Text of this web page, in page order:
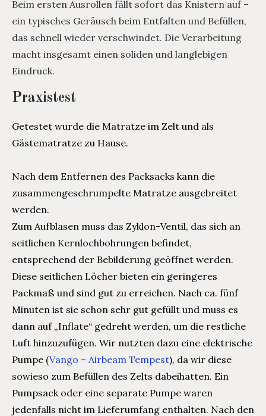
Beim ersten Ausrollen fällt sofort das Knistern auf –
ein typisches Geräusch beim Entfalten und Befüllen,
das schnell wieder verschwindet. Die Verarbeitung
macht insgesamt einen soliden und langlebigen
Eindruck.
Praxistest
Getestet wurde die Matratze im Zelt und als
Gästematratze zu Hause.
Nach dem Entfernen des Packsacks kann die
zusammengeschrumpelte Matratze ausgebreitet
werden.
Zum Aufblasen muss das Zyklon-Ventil, das sich an
seitlichen Kernlochbohrungen befindet,
entsprechend der Bebilderung geöffnet werden.
Diese seitlichen Löcher bieten ein geringeres
Packmaß und sind gut zu erreichen. Nach ca. fünf
Minuten ist sie schon sehr gut gefüllt und muss es
dann auf „Inflate“ gedreht werden, um die restliche
Luft hinzuzufügen. Wir nutzten dazu eine elektrische
Pumpe (Vango – Airbeam Tempest), da wir diese
sowieso zum Befüllen des Zelts dabeihatten. Ein
Pumpsack oder eine separate Pumpe waren
jedenfalls nicht im Lieferumfang enthalten. Nach den